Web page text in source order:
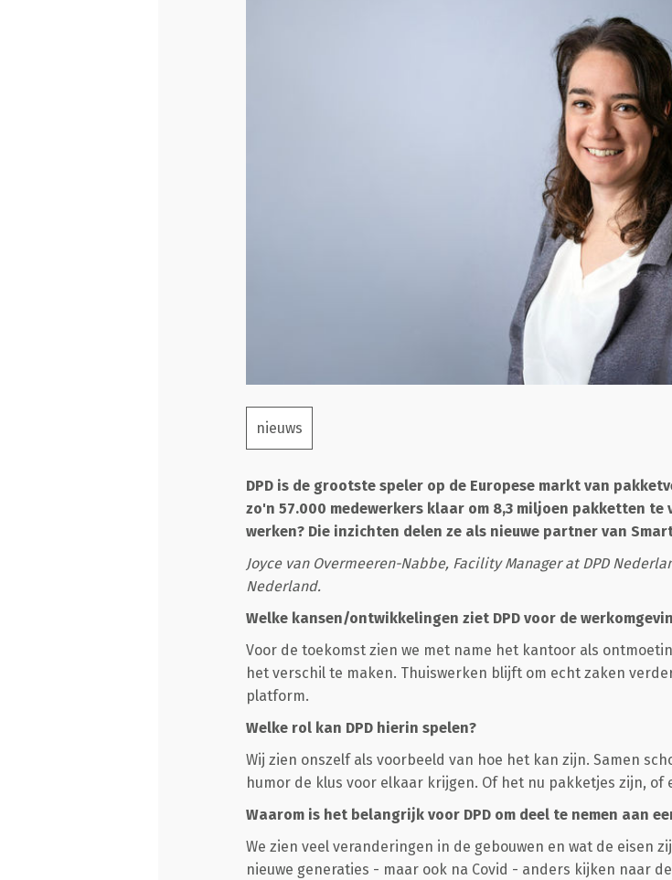
nieuws
DPD is de grootste speler op de Europese markt van
zo'n 57.000 medewerkers klaar om 8,3 miljoen pakketten te
werken? Die inzichten delen ze als nieuwe partner van
Joyce van Overmeeren-Nabbe, Facility Manager at DPD
Nederland.
Welke kansen/ontwikkelingen ziet DPD voor de
Voor de toekomst zien we met name het kantoor als
het verschil te maken. Thuiswerken blijft om echt zaken
platform.
Welke rol kan DPD hierin spelen?
Wij zien onszelf als voorbeeld van hoe het kan zijn. Samen
humor de klus voor elkaar krijgen. Of het nu pakketjes zijn, of
Waarom is het belangrijk voor DPD om deel te nemen aan
We zien veel veranderingen in de gebouwen en wat de eisen
nieuwe generaties - maar ook na Covid - anders kijken naar